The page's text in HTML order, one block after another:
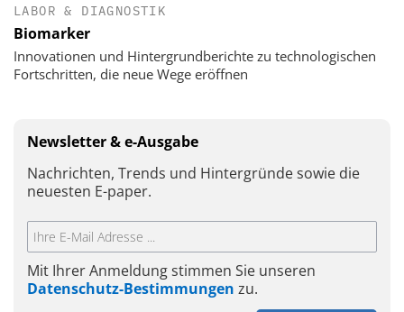
LABOR & DIAGNOSTIK
Biomarker
Innovationen und Hintergrundberichte zu technologischen
Fortschritten, die neue Wege eröffnen
Newsletter & e-Ausgabe
Nachrichten, Trends und Hintergründe sowie die
neuesten E-paper.
Mit Ihrer Anmeldung stimmen Sie unseren
Datenschutz-Bestimmungen zu.